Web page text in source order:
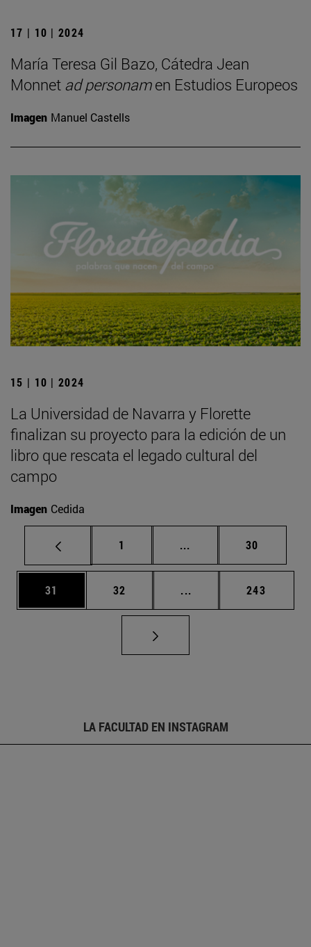
17 | 10 | 2024
María Teresa Gil Bazo, Cátedra Jean
Monnet ad personamen Estudios Europeos
Imagen Manuel Castells
15 | 10 | 2024
La Universidad de Navarra y Florette
finalizan su proyecto para la edición de un
libro que rescata el legado cultural del
campo
Imagen Cedida
Página
1 ... Páginas intermedias
Página
30
Página
31 Página
32 ... Páginas intermedias
Página
243
LA FACULTAD EN INSTAGRAM